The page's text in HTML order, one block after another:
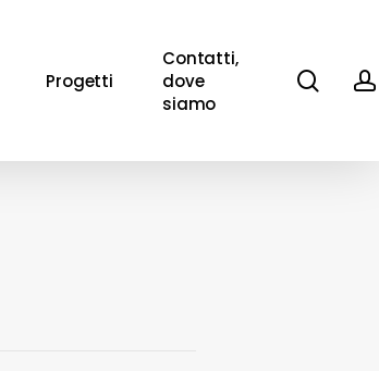
Progetti
Contatti,
dove
siamo